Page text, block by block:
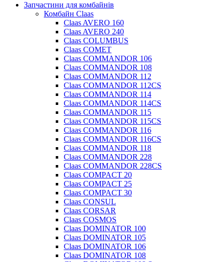
Запчастини для комбайнів
Комбайн Claas
Claas AVERO 160
Claas AVERO 240
Claas COLUMBUS
Claas COMET
Claas COMMANDOR 106
Claas COMMANDOR 108
Claas COMMANDOR 112
Claas COMMANDOR 112CS
Claas COMMANDOR 114
Claas COMMANDOR 114CS
Claas COMMANDOR 115
Claas COMMANDOR 115CS
Claas COMMANDOR 116
Claas COMMANDOR 116CS
Claas COMMANDOR 118
Claas COMMANDOR 228
Claas COMMANDOR 228CS
Claas COMPACT 20
Claas COMPACT 25
Claas COMPACT 30
Claas CONSUL
Claas CORSAR
Claas COSMOS
Claas DOMINATOR 100
Claas DOMINATOR 105
Claas DOMINATOR 106
Claas DOMINATOR 108